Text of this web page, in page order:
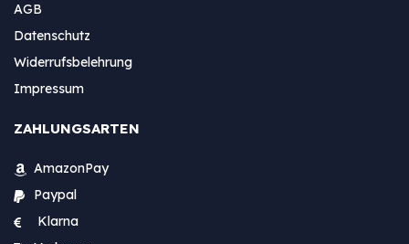
AGB
Datenschutz
Widerrufsbelehrung
Impressum
ZAHLUNGSARTEN
AmazonPay
Paypal
Klarna